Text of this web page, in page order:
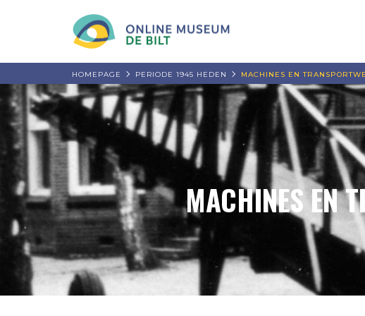
HOMEPAGE PERIODE 1945 HEDEN MACHINES EN
MACHINES EN